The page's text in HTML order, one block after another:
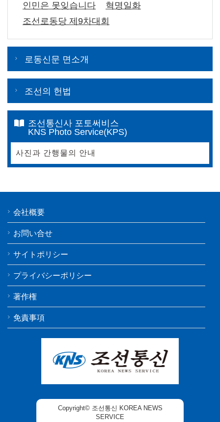
인민은 못잊습니다
혁명일화
조선로동당 제9차대회
로동신문 면소개
조선의 헌법
조선통신사 포토써비스
KNS Photo Service(KPS)
사진과 간행물의 안내
会社概要
お問い合せ
サイトポリシー
プライバシーポリシー
著作権
免責事項
Copyright© 조선통신 KOREA NEWS
SERVICE